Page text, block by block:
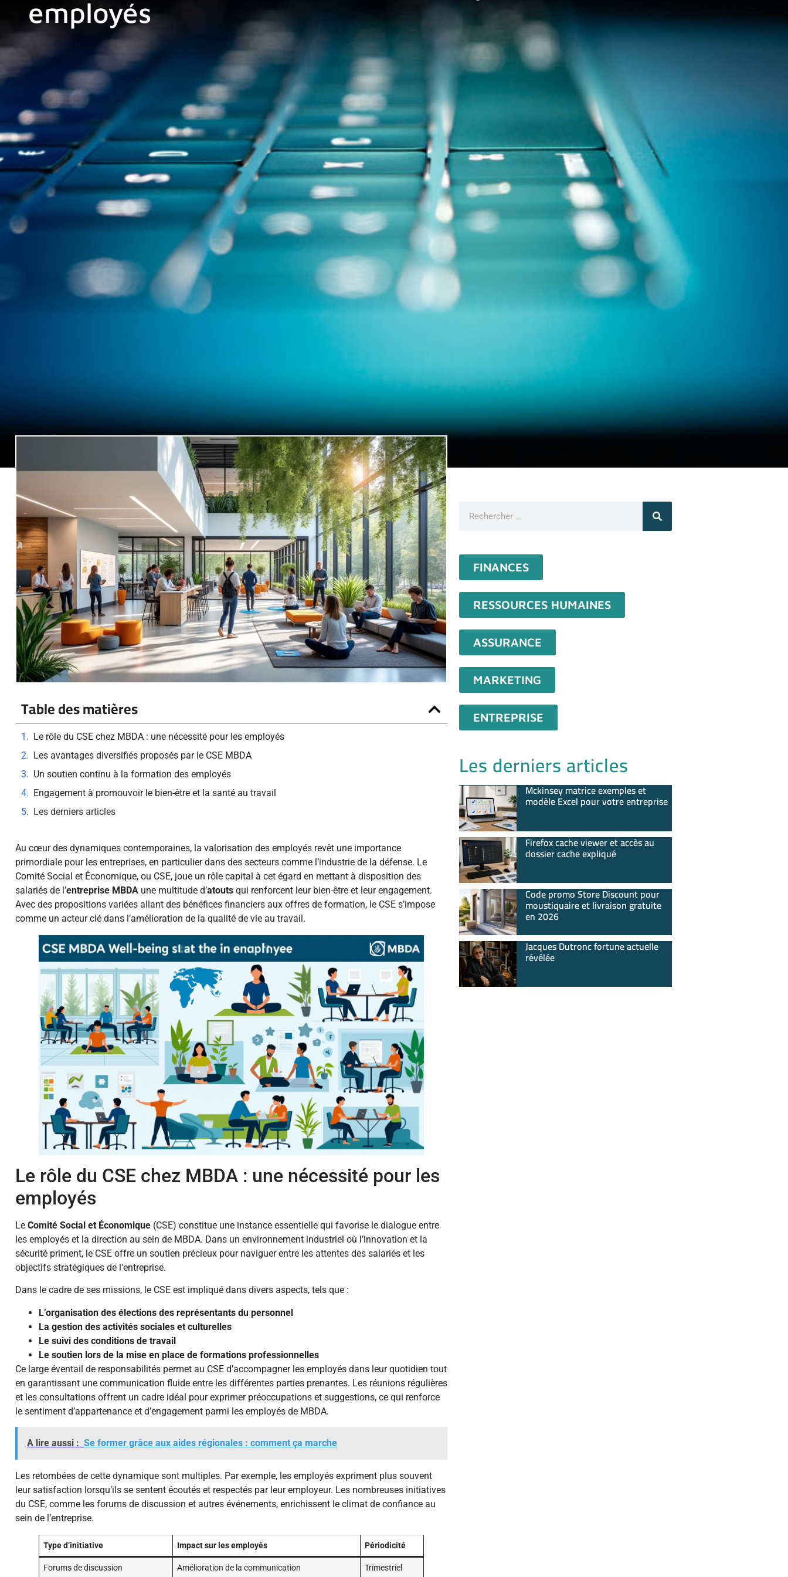
employés
Table des matières
Le rôle du CSE chez MBDA : une nécessité pour les employés
Les avantages diversifiés proposés par le CSE MBDA
Un soutien continu à la formation des employés
Engagement à promouvoir le bien-être et la santé au travail
Les derniers articles
Au cœur des dynamiques contemporaines, la valorisation des employés revêt une importance
primordiale pour les entreprises, en particulier dans des secteurs comme l’industrie de la défense. Le
Comité Social et Économique, ou CSE, joue un rôle capital à cet égard en mettant à disposition des
salariés de l’entreprise MBDA une multitude d’atouts qui renforcent leur bien-être et leur engagement.
Avec des propositions variées allant des bénéfices financiers aux offres de formation, le CSE s’impose
comme un acteur clé dans l’amélioration de la qualité de vie au travail.
Le rôle du CSE chez MBDA : une nécessité pour les
employés
Le Comité Social et Économique (CSE) constitue une instance essentielle qui favorise le dialogue entre
les employés et la direction au sein de MBDA. Dans un environnement industriel où l’innovation et la
sécurité priment, le CSE offre un soutien précieux pour naviguer entre les attentes des salariés et les
objectifs stratégiques de l’entreprise.
Dans le cadre de ses missions, le CSE est impliqué dans divers aspects, tels que :
L’organisation des élections des représentants du personnel
La gestion des activités sociales et culturelles
Le suivi des conditions de travail
Le soutien lors de la mise en place de formations professionnelles
Ce large éventail de responsabilités permet au CSE d’accompagner les employés dans leur quotidien tout
en garantissant une communication fluide entre les différentes parties prenantes. Les réunions régulières
et les consultations offrent un cadre idéal pour exprimer préoccupations et suggestions, ce qui renforce
le sentiment d’appartenance et d’engagement parmi les employés de MBDA.
A lire aussi : Se former grâce aux aides régionales : comment ça marche
Les retombées de cette dynamique sont multiples. Par exemple, les employés expriment plus souvent
leur satisfaction lorsqu’ils se sentent écoutés et respectés par leur employeur. Les nombreuses initiatives
du CSE, comme les forums de discussion et autres événements, enrichissent le climat de confiance au
sein de l’entreprise.
Type d’initiative Impact sur les employés Périodicité
Forums de discussion Amélioration de la communication Trimestriel
FINANCES
RESSOURCES HUMAINES
ASSURANCE
MARKETING
ENTREPRISE
Les derniers articles
Mckinsey matrice exemples et
modèle Excel pour votre entreprise
Firefox cache viewer et accès au
dossier cache expliqué
Code promo Store Discount pour
moustiquaire et livraison gratuite
en 2026
Jacques Dutronc fortune actuelle
révélée